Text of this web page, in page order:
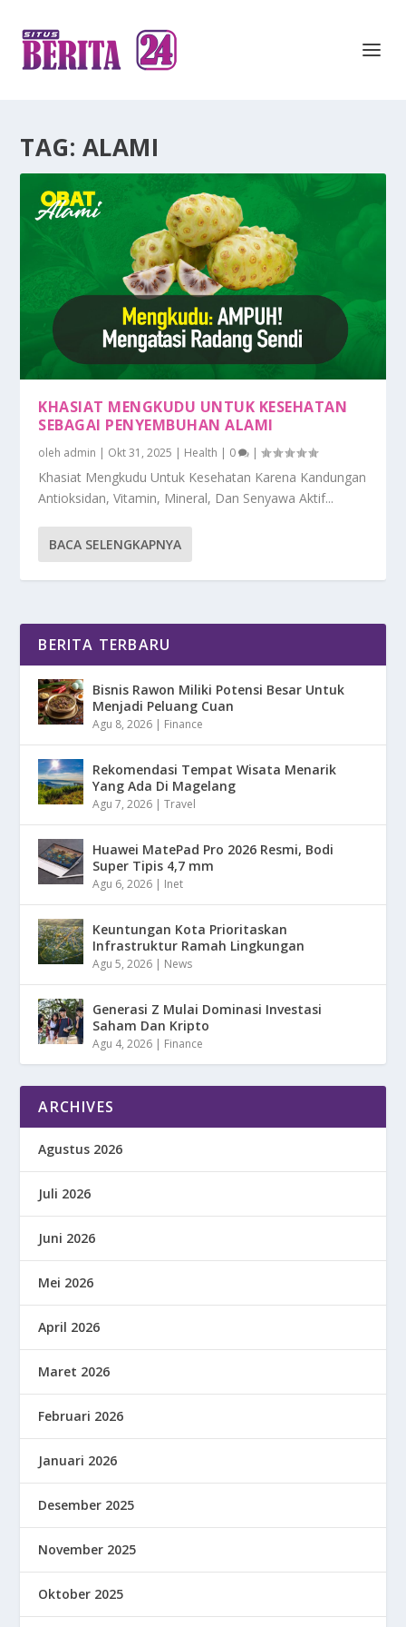
TAG: ALAMI
KHASIAT MENGKUDU UNTUK KESEHATAN
SEBAGAI PENYEMBUHAN ALAMI
oleh admin | Okt 31, 2025 | Health | 0 |
Khasiat Mengkudu Untuk Kesehatan Karena Kandungan
Antioksidan, Vitamin, Mineral, Dan Senyawa Aktif...
BACA SELENGKAPNYA
BERITA TERBARU
Bisnis Rawon Miliki Potensi Besar Untuk
Menjadi Peluang Cuan
Agu 8, 2026 | Finance
Rekomendasi Tempat Wisata Menarik
Yang Ada Di Magelang
Agu 7, 2026 |Travel
Huawei MatePad Pro 2026 Resmi, Bodi
Super Tipis 4,7 mm
Agu 6, 2026 | Inet
Keuntungan Kota Prioritaskan
Infrastruktur Ramah Lingkungan
Agu 5, 2026 | News
Generasi Z Mulai Dominasi Investasi
Saham Dan Kripto
Agu 4, 2026 | Finance
ARCHIVES
Agustus 2026
Juli 2026
Juni 2026
Mei 2026
April 2026
Maret 2026
Februari 2026
Januari 2026
Desember 2025
November 2025
Oktober 2025